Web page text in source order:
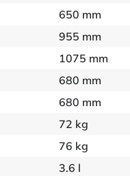
650 mm
955 mm
1075 mm
680 mm
680 mm
72 kg
76 kg
3.6 l